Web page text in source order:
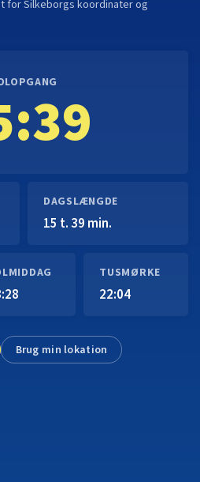
forSilkeborgs koordinater og
DAGSLÆNGDE
15 t. 39 min.
TUSMØRKE
22:04
Brug min lokation